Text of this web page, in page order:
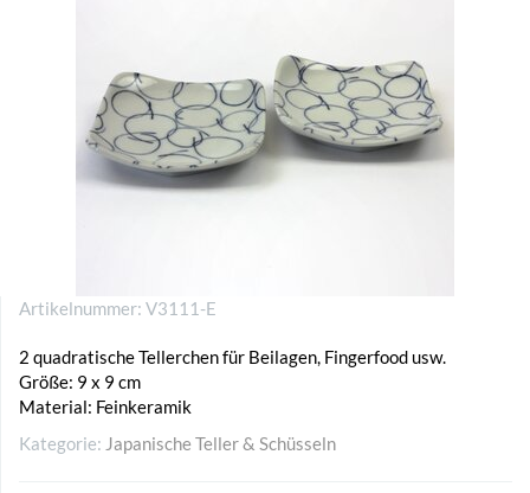
Artikelnummer: V3111-E
2 quadratische Tellerchen für Beilagen, Fingerfood usw.
Größe: 9 x 9 cm
Material: Feinkeramik
Kategorie: Japanische Teller & Schüsseln